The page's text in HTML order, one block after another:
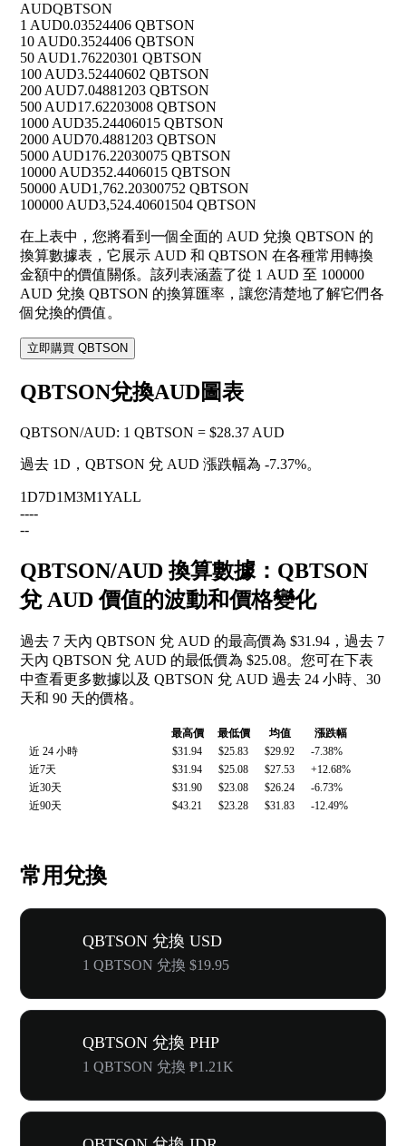
AUDQBTSON
1 AUD0.03524406 QBTSON
10 AUD0.3524406 QBTSON
50 AUD1.76220301 QBTSON
100 AUD3.52440602 QBTSON
200 AUD7.04881203 QBTSON
500 AUD17.62203008 QBTSON
1000 AUD35.24406015 QBTSON
2000 AUD70.4881203 QBTSON
5000 AUD176.22030075 QBTSON
10000 AUD352.4406015 QBTSON
50000 AUD1,762.20300752 QBTSON
100000 AUD3,524.40601504 QBTSON
在上表中，您將看到一個全面的 AUD 兌換 QBTSON 的
換算數據表，它展示 AUD 和 QBTSON 在各種常用轉換
金額中的價值關係。該列表涵蓋了從 1 AUD 至 100000
AUD 兌換 QBTSON 的換算匯率，讓您清楚地了解它們各
個兌換的價值。
立即購買 QBTSON
QBTSON兌換AUD圖表
QBTSON/AUD: 1 QBTSON = $28.37 AUD
過去 1D，QBTSON 兌 AUD 漲跌幅為 -7.37%。
1D7D1M3M1YALL
----
--
QBTSON/AUD 換算數據：QBTSON
兌 AUD 價值的波動和價格變化
過去 7 天內 QBTSON 兌 AUD 的最高價為 $31.94，過去 7
天內 QBTSON 兌 AUD 的最低價為 $25.08。您可在下表
中查看更多數據以及 QBTSON 兌 AUD 過去 24 小時、30
天和 90 天的價格。
最高價 最低價 均值
漲跌幅
近 24 小時
$31.94 $25.83 $29.92
-7.38%
近7天
$31.94 $25.08 $27.53
+12.68%
近30天
$31.90 $23.08 $26.24
-6.73%
近90天
$43.21 $23.28 $31.83 -12.49%
常用兌換
QBTSON 兌換 USD
1 QBTSON 兌換 $19.95
QBTSON 兌換 PHP
1 QBTSON 兌換 ₱1.21K